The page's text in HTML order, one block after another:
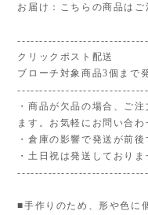
お届け：こちらの商品は
クリックポスト配送
ブローチ対象商品3個まで
・商品が欠品の場合、ご
ます。お気軽にお問い合わ
・倉庫の影響で発送が前
・土日祝は発送しておりま
■手作りのため、形や色に